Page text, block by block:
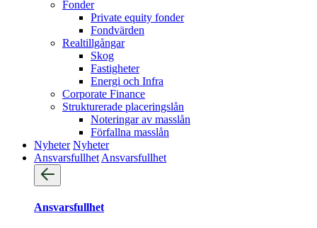
Fonder
Private equity fonder
Fondvärden
Realtillgångar
Skog
Fastigheter
Energi och Infra
Corporate Finance
Strukturerade placeringslån
Noteringar av masslån
Förfallna masslån
Nyheter Nyheter
Ansvarsfullhet Ansvarsfullhet
Ansvarsfullhet